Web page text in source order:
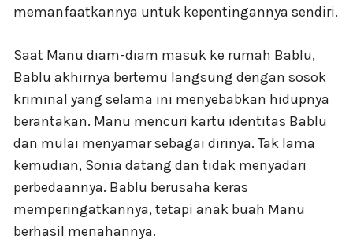
memanfaatkannya untuk kepentingannya sendiri.
Saat Manu diam-diam masuk ke rumah Bablu,
Bablu akhirnya bertemu langsung dengan sosok
kriminal yang selama ini menyebabkan hidupnya
berantakan. Manu mencuri kartu identitas Bablu
dan mulai menyamar sebagai dirinya. Tak lama
kemudian, Sonia datang dan tidak menyadari
perbedaannya. Bablu berusaha keras
memperingatkannya, tetapi anak buah Manu
berhasil menahannya.